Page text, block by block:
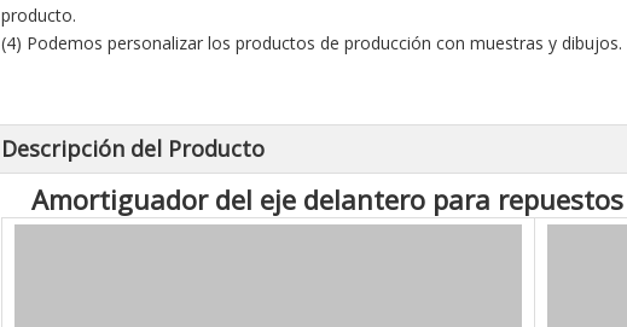
producto.
(4) Podemos personalizar los productos de producción con muestras y dibujos.
Descripción del Producto
Amortiguador del eje delantero para repuestos